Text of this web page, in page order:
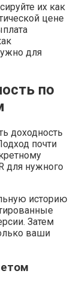
их как
цене
для
по
доходность
почти
для нужного
историю
Затем
ваши